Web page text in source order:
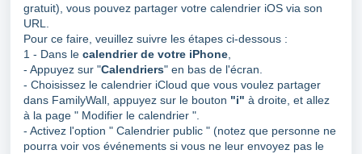
gratuit), vous pouvez partager votre calendrier iOS via son
URL.
Pour ce faire, veuillez suivre les étapes ci-dessous :
1 - Dans le calendrier de votre iPhone
- Appuyez sur "Calendriers" en bas de l'écran.
- Choisissez le calendrier iCloud que vous voulez partager
dans FamilyWall, appuyez sur le bouton "i" à droite, et allez
à la page " Modifier le calendrier ".
- Activez l'option " Calendrier public " (notez que personne ne
pourra voir vos événements si vous ne leur envoyez pas le